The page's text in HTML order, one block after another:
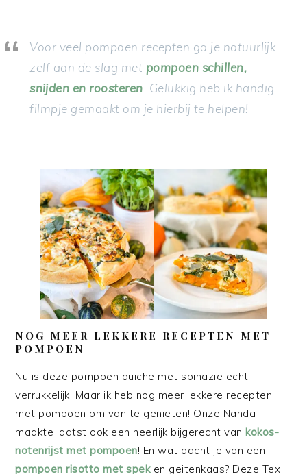
Voor veel pompoen recepten ga je natuurlijk
zelf aan de slag met pompoen schillen,
snijden en roosteren . Gelukkig heb ik handig
filmpje gemaakt om je hierbij te helpen!
NOG MEER LEKKERE RECEPTEN MET
POMPOEN
Nu is deze pompoen quiche met spinazie echt
verrukkelijk! Maar ik heb nog meer lekkere recepten
met pompoen om van te genieten! Onze Nanda
maakte laatst ook een heerlijk bijgerecht van kokos-
notenrijst met pompoen! En wat dacht je van een
pompoen risotto met speken geitenkaas? Deze Tex